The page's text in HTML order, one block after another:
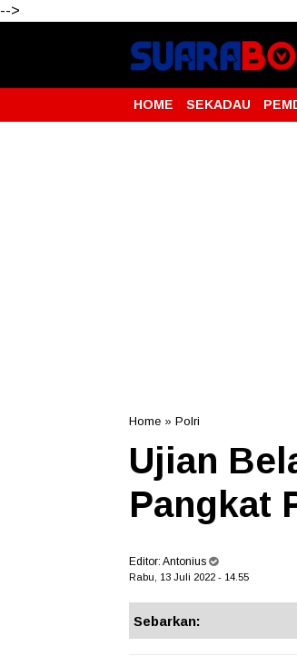
-->
HOME SEKADAU
Home » Polri
Ujian
Pangkat
Editor: Antonius
Rabu, 13 Juli 2022 - 14.55
Sebarkan: